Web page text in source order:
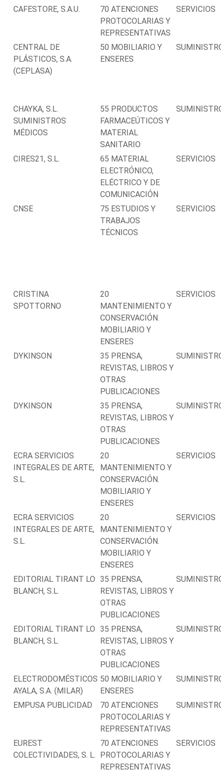
CAFESTORE, S.A.U.
70 ATENCIONES
PROTOCOLARIAS Y
REPRESENTATIVAS
SERVICIOS
CENTRAL DE
PLÁSTICOS, S.A.
(CEPLASA)
50 MOBILIARIO Y
ENSERES
CHAYKA, S.L.
SUMINISTROS
MÉDICOS
55 PRODUCTOS
FARMACEÚTICOS Y
MATERIAL
SANITARIO
CIRES21, S.L.
65 MATERIAL
ELECTRÓNICO,
ELÉCTRICO Y DE
COMUNICACIÓN
SERVICIOS
CNSE
75 ESTUDIOS Y
TRABAJOS
TÉCNICOS
SERVICIOS
CRISTINA
SPOTTORNO
20
MANTENIMIENTO Y
CONSERVACIÓN.
MOBILIARIO Y
ENSERES
SERVICIOS
DYKINSON
35 PRENSA,
REVISTAS, LIBROS Y
OTRAS
PUBLICACIONES
DYKINSON
35 PRENSA,
REVISTAS, LIBROS Y
OTRAS
PUBLICACIONES
ECRA SERVICIOS
INTEGRALES DE ARTE,
S.L.
20
MANTENIMIENTO Y
CONSERVACIÓN.
MOBILIARIO Y
ENSERES
SERVICIOS
ECRA SERVICIOS
INTEGRALES DE ARTE,
S.L.
20
MANTENIMIENTO Y
CONSERVACIÓN.
MOBILIARIO Y
ENSERES
SERVICIOS
EDITORIAL TIRANT LO
BLANCH, S.L.
35 PRENSA,
REVISTAS, LIBROS Y
OTRAS
PUBLICACIONES
EDITORIAL TIRANT LO
BLANCH, S.L.
35 PRENSA,
REVISTAS, LIBROS Y
OTRAS
PUBLICACIONES
ELECTRODOMÉSTICOS
AYALA, S.A. (MILAR)
50 MOBILIARIO Y
ENSERES
EMPUSA PUBLICIDAD
70 ATENCIONES
PROTOCOLARIAS Y
REPRESENTATIVAS
EUREST
COLECTIVIDADES, S. L.
70 ATENCIONES
PROTOCOLARIAS Y
REPRESENTATIVAS
SERVICIOS